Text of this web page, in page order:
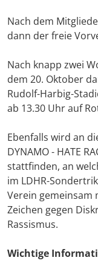
Nach dem
dann der freie
Nach knapp zwei
dem 20. Oktober
Rudolf-Harbig-
ab 13.30 Uhr auf
Ebenfalls wird an
DYNAMO - HATE
stattfinden, an
im LDHR-
Verein gemeinsam
Zeichen gegen
Rassismus.
Wichtige